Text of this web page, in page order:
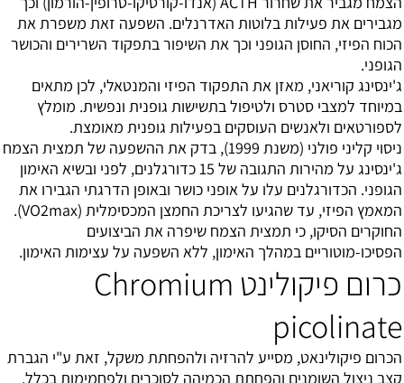
מגבירים את פעילות בלוטות האדרנלים. השפעה זאת משפרת את
הכוח הפיזי, החוסן הגופני וכך את השיפור בתפקוד השרירים והכושר
הגופני.
ג'ינסינג קוריאני, מאזן את התפקוד הפיזי והמנטאלי, לכן מתאים
במיוחד למצבי סטרס ולטיפול בתשישות גופנית ונפשית. מומלץ
לספורטאים ולאנשים העוסקים בפעילות גופנית מאומצת.
ניסוי קליני פולני (משנת 1999), בדק את ההשפעה של תמצית הצמח
ג'ינסינג על מהירות התגובה של 15 כדורגלנים, לפני ובשיא האימון
הגופני. הכדורגלנים עלו על אופני כושר ובאופן הדרגתי הגבירו את
המאמץ הפיזי, עד שהגיעו לצריכת החמצן המכסימלית (VO2max).
החוקרים הסיקו, כי תמצית הצמח שיפרה את הביצועים
הפסיכו-מוטוריים במהלך האימון, ללא השפעה על עצימות האימון.
כרום פיקולינט Chromium
picolinate
הכרום פיקולינאט, מסייע להרזיה ולהפחתת משקל, זאת ע"י הגברת
קצב ניצול השומנים והפחתת הכמיהה לסוכרים ולפחמימות בכלל.